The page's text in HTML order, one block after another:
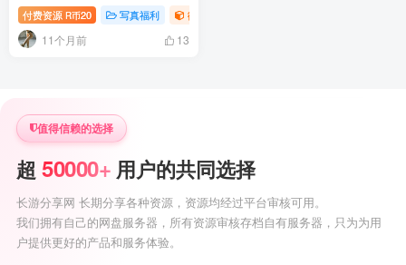
付费资源 R币20 写真福利 御姐写真照片专题
11个月前 13
值得信赖的选择
超50000+ 用户的共同选择
长游分享网 长期分享各种资源，资源均经过平台审核可用。
我们拥有自己的网盘服务器，所有资源审核存档自有服务器，只为为用
户提供更好的产品和服务体验。